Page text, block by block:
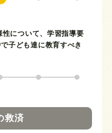
について、学習指導要
子ども達に教育すべき
救済